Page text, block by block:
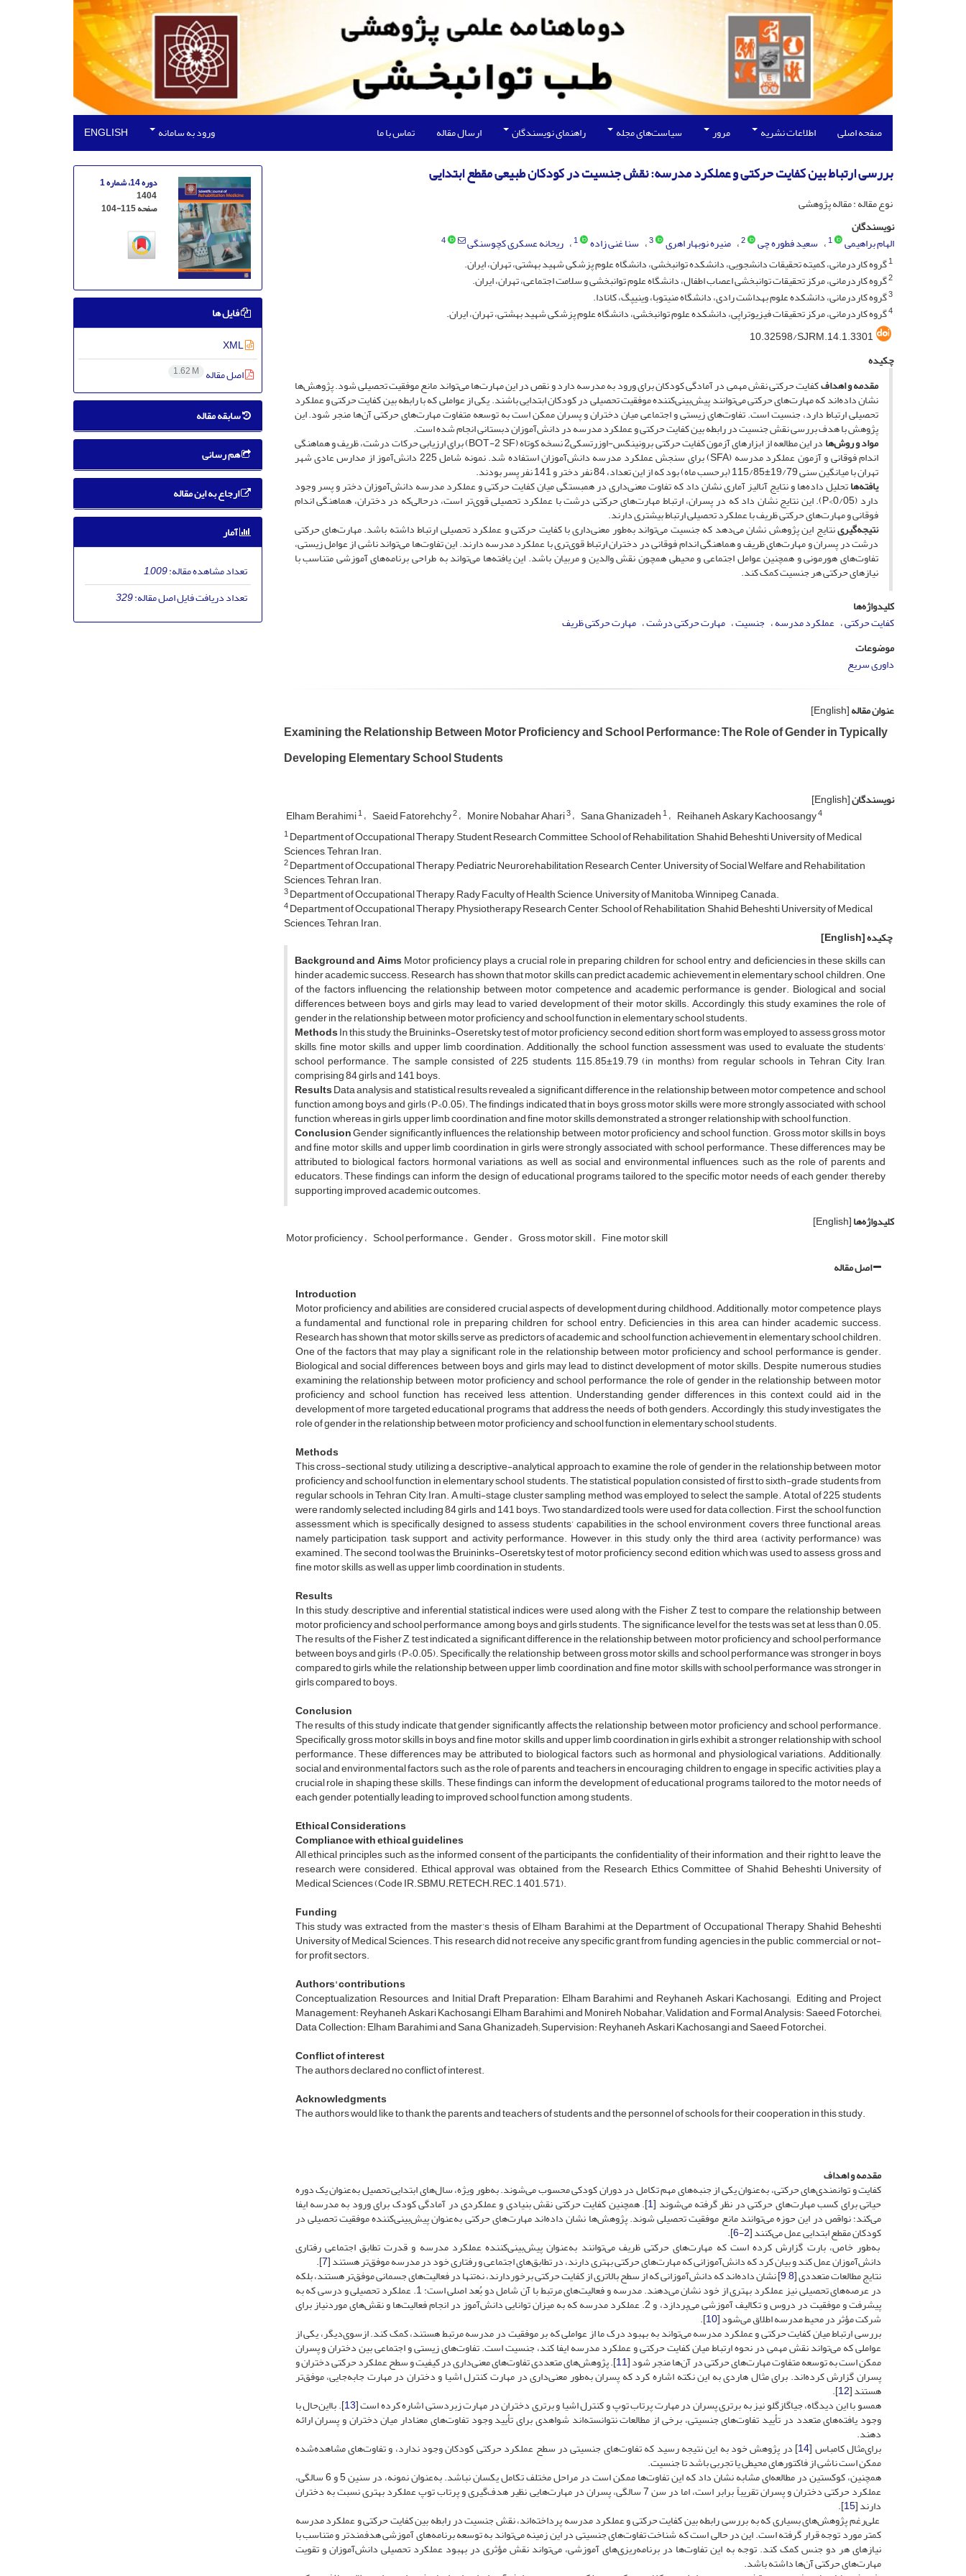
صفحه اصلی اطلاعات نشریه مرور سیاست‌های مجله راهنمای نویسندگان ارسال مقاله تماس با ما ورود به سامانه ENGLISH
بررسی ارتباط بین کفایت حرکتی و عملکرد مدرسه: نقش جنسیت در کودکان طبیعی مقطع ابتدایی
نوع مقاله : مقاله پژوهشی
نویسندگان
الهام براهیمی
1 سعید فطوره چی 2 منیره نوبهار اهری 3 سنا غنی زاده 1 ریحانه عسکری کچوسنگی
4
1گروه کاردرمانی، کمیته تحقیقات دانشجویی، دانشکده توانبخشی، دانشگاه علوم پزشکی شهید بهشتی، تهران، ایران.
2گروه کاردرمانی، مرکز تحقیقات توانبخشی اعصاب اطفال، دانشگاه علوم توانبخشی و سلامت اجتماعی، تهران، ایران.
3گروه کاردرمانی، دانشکده علوم بهداشت رادی، دانشگاه منیتوبا، وینیپگ، کانادا.
4گروه کاردرمانی، مرکز تحقیقات فیزیوتراپی، دانشکده علوم توانبخشی، دانشگاه علوم پزشکی شهید بهشتی، تهران، ایران.
10.32598/SJRM.14.1.3301
چکیده
مقدمه و اهدافکفایت حرکتی نقش مهمی در آمادگی کودکان برای ورود به مدرسه دارد و نقص در این مهارت‌ها می‌تواند مانع موفقیت تحصیلی شود. پژوهش‌ها
نشان داده‌اند که مهارت‌های حرکتی می‌توانند پیش‌بینی‌کننده موفقیت تحصیلی در کودکان ابتدایی باشند. یکی از عواملی که با رابطه بین کفایت حرکتی و عملکرد
تحصیلی ارتباط دارد، جنسیت است. تفاوت‌های زیستی و اجتماعی میان دختران و پسران ممکن است به توسعه متفاوت مهارت‌های حرکتی آن‌ها منجر شود. این
پژوهش با هدف بررسی نقش جنسیت در رابطه بین کفایت حرکتی و عملکرد مدرسه در دانش‌آموزان دبستانی انجام شده است.
مواد و روش‌ها در این مطالعه از ابزارهای آزمون کفایت حرکتی برونینکس-اوزرتسکی2 نسخه کوتاه (BOT-2 SF) برای ارزیابی حرکات درشت، ظریف و هماهنگی
اندام فوقانی و آزمون عملکرد مدرسه (SFA) برای سنجش عملکرد مدرسه دانش‌آموزان استفاده شد. نمونه شامل 225 دانش‌آموز از مدارس عادی شهر
تهران با میانگین سنی 19/79±115/85 (برحسب ماه) بود که از این تعداد، 84 نفر دختر و 141 نفر پسر بودند.
یافته‌هاتحلیل داده‌ها و نتایج آنالیز آماری نشان داد که تفاوت معنی‌داری در همبستگی میان کفایت حرکتی و عملکرد مدرسه دانش‌آموزان دختر و پسر وجود
دارد (0/05>P). این نتایج نشان داد که در پسران، ارتباط مهارت‌های حرکتی درشت با عملکرد تحصیلی قوی‌تر است، درحالی‌که در دختران، هماهنگی اندام
فوقانی و مهارت‌های حرکتی ظریف با عملکرد تحصیلی ارتباط بیشتری دارند.
نتیجه‌گیرینتایج این پژوهش نشان می‌دهد که جنسیت می‌تواند به‌طور معنی‌داری با کفایت حرکتی و عملکرد تحصیلی ارتباط داشته باشد. مهارت‌های حرکتی
درشت در پسران و مهارت‌های ظریف و هماهنگی اندام فوقانی در دختران ارتباط قوی‌تری با عملکرد مدرسه دارند. این تفاوت‌ها می‌تواند ناشی از عوامل زیستی،
تفاوت‌های هورمونی و همچنین عوامل اجتماعی و محیطی همچون نقش والدین و مربیان باشد. این یافته‌ها می‌تواند به طراحی برنامه‌های آموزشی متناسب با
نیازهای حرکتی هر جنسیت کمک کند.
کلیدواژه‌ها
کفایت حرکتی عملکرد مدرسه جنسیت مهارت حرکتی درشت مهارت حرکتی ظریف
موضوعات
داوری سریع
عنوان مقاله[English]
Examining the Relationship Between Motor Proficiency and School Performance: The Role of Gender in Typically
Developing Elementary School Students
نویسندگان[English]
Elham Berahimi1 Saeid Fatorehchy2 Monire Nobahar Ahari3 Sana Ghanizadeh1 Reihaneh Askary Kachoosangy4
1Department of Occupational Therapy, Student Research Committee, School of Rehabilitation, Shahid Beheshti University of Medical
Sciences, Tehran, Iran.
2Department of Occupational Therapy, Pediatric Neurorehabilitation Research Center, University of Social Welfare and Rehabilitation
Sciences, Tehran, Iran.
3Department of Occupational Therapy, Rady Faculty of Health Science, University of Manitoba, Winnipeg, Canada.
4Department of Occupational Therapy, Physiotherapy Research Center, School of Rehabilitation, Shahid Beheshti University of Medical
Sciences, Tehran, Iran.
چکیده[English]
Background and AimsMotor proficiency plays a crucial role in preparing children for school entry, and deficiencies in these skills can
hinder academic success. Research has shown that motor skills can predict academic achievement in elementary school children. One
of the factors influencing the relationship between motor competence and academic performance is gender. Biological and social
differences between boys and girls may lead to varied development of their motor skills. Accordingly, this study examines the role of
gender in the relationship between motor proficiency and school function in elementary school students.
MethodsIn this study, the Bruininks-Oseretsky test of motor proficiency, second edition, short form was employed to assess gross motor
skills, fine motor skills, and upper limb coordination. Additionally, the school function assessment was used to evaluate the students’
school performance. The sample consisted of 225 students, 115.85±19.79 (in months) from regular schools in Tehran City, Iran,
comprising 84 girls and 141 boys.
ResultsData analysis and statistical results revealed a significant difference in the relationship between motor competence and school
function among boys and girls (P<0.05). The findings indicated that in boys, gross motor skills were more strongly associated with school
function, whereas in girls, upper limb coordination and fine motor skills demonstrated a stronger relationship with school function.
ConclusionGender significantly influences the relationship between motor proficiency and school function. Gross motor skills in boys
and fine motor skills and upper limb coordination in girls were strongly associated with school performance. These differences may be
attributed to biological factors, hormonal variations, as well as social and environmental influences, such as the role of parents and
educators. These findings can inform the design of educational programs tailored to the specific motor needs of each gender, thereby
supporting improved academic outcomes.
کلیدواژه‌ها[English]
Motor proficiency School performance Gender Gross motor skill Fine motor skill
اصل مقاله
Introduction
Motor proficiency and abilities are considered crucial aspects of development during childhood. Additionally, motor competence plays
a fundamental and functional role in preparing children for school entry. Deficiencies in this area can hinder academic success.
Research has shown that motor skills serve as predictors of academic and school function achievement in elementary school children.
One of the factors that may play a significant role in the relationship between motor proficiency and school performance is gender.
Biological and social differences between boys and girls may lead to distinct development of motor skills. Despite numerous studies
examining the relationship between motor proficiency and school performance, the role of gender in the relationship between motor
proficiency and school function has received less attention. Understanding gender differences in this context could aid in the
development of more targeted educational programs that address the needs of both genders. Accordingly, this study investigates the
role of gender in the relationship between motor proficiency and school function in elementary school students.
Methods
This cross-sectional study, utilizing a descriptive-analytical approach to examine the role of gender in the relationship between motor
proficiency and school function in elementary school students. The statistical population consisted of first to sixth-grade students from
regular schools in Tehran City, Iran. A multi-stage cluster sampling method was employed to select the sample. A total of 225 students
were randomly selected, including 84 girls and 141 boys. Two standardized tools were used for data collection. First, the school function
assessment, which is specifically designed to assess students’ capabilities in the school environment, covers three functional areas,
namely participation, task support, and activity performance. However, in this study, only the third area (activity performance) was
examined. The second tool was the Bruininks-Oseretsky test of motor proficiency, second edition, which was used to assess gross and
fine motor skills, as well as upper limb coordination in students.
Results
In this study, descriptive and inferential statistical indices were used along with the Fisher Z test to compare the relationship between
motor proficiency and school performance among boys and girls students. The significance level for the tests was set at less than 0.05.
The results of the Fisher Z test indicated a significant difference in the relationship between motor proficiency and school performance
between boys and girls (P<0.05). Specifically, the relationship between gross motor skills and school performance was stronger in boys
compared to girls, while the relationship between upper limb coordination and fine motor skills with school performance was stronger in
girls compared to boys.
Conclusion
The results of this study indicate that gender significantly affects the relationship between motor proficiency and school performance.
Specifically, gross motor skills in boys and fine motor skills and upper limb coordination in girls exhibit a stronger relationship with school
performance. These differences may be attributed to biological factors, such as hormonal and physiological variations. Additionally,
social and environmental factors, such as the role of parents and teachers in encouraging children to engage in specific activities, play a
crucial role in shaping these skills. These findings can inform the development of educational programs tailored to the motor needs of
each gender, potentially leading to improved school function among students.
Ethical Considerations
Compliance with ethical guidelines
All ethical principles such as the informed consent of the participants, the confidentiality of their information, and their right to leave the
research were considered. Ethical approval was obtained from the Research Ethics Committee of Shahid Beheshti University of
Medical Sciences (Code IR.SBMU.RETECH.REC.1 401.571).
Funding
This study was extracted from the master’s thesis of Elham Barahimi at the Department of Occupational Therapy, Shahid Beheshti
University of Medical Sciences. This research did not receive any specific grant from funding agencies in the public, commercial, or not-
for profit sectors.
Authors' contributions
Conceptualization, Resources, and Initial Draft Preparation: Elham Barahimi and Reyhaneh Askari Kachosangi; Editing and Project
Management: Reyhaneh Askari Kachosangi, Elham Barahimi, and Monireh Nobahar; Validation and Formal Analysis: Saeed Fotorchei;
Data Collection: Elham Barahimi and Sana Ghanizadeh; Supervision: Reyhaneh Askari Kachosangi and Saeed Fotorchei.
Conflict of interest
The authors declared no conflict of interest.
Acknowledgments
The authors would like to thank the parents and teachers of students and the personnel of schools for their cooperation in this study.
مقدمه و اهداف
کفایت و توانمندی‌های حرکتی، به‌عنوان یکی از جنبه‌های مهم تکامل در دوران کودکی محسوب می‌شوند. به‌طور ویژه، سال‌های ابتدایی تحصیل به‌عنوان یک دوره
حیاتی برای کسب مهارت‌های حرکتی در نظر گرفته می‌شوند [1]. همچنین کفایت حرکتی نقش بنیادی و عملکردی در آمادگی کودک برای ورود به مدرسه ایفا
می‌کند؛ نواقص در این حوزه می‌توانند مانع موفقیت تحصیلی شوند. پژوهش‌ها نشان داده‌اند مهارت‌های حرکتی به‌عنوان پیش‌بینی‌کننده موفقیت تحصیلی در
کودکان مقطع ابتدایی عمل می‌کنند [2
-
6
].
به‌طور خاص، بارت گزارش کرده است که مهارت‌های حرکتی ظریف می‌توانند به‌عنوان پیش‌بینی‌کننده عملکرد مدرسه و قدرت تطابق اجتماعی رفتاری
دانش‌آموزان عمل کند و بیان کرد که دانش‌آموزانی که مهارت‌های حرکتی بهتری دارند، در تطابق‌های اجتماعی و رفتاری خود در مدرسه موفق‌تر هستند [7
].
نتایج مطالعات متعددی [8
,
9] نشان داده‌اند که دانش‌آموزانی که از سطح بالاتری از کفایت حرکتی برخوردارند، نه‌تنها در فعالیت‌های جسمانی موفق‌تر هستند، بلکه
در عرصه‌های تحصیلی نیز عملکرد بهتری از خود نشان می‌دهند. مدرسه و فعالیت‌های مرتبط با آن شامل دو بُعد اصلی است: 1. عملکرد تحصیلی و درسی که به
پیشرفت و موفقیت در دروس و تکالیف آموزشی می‌پردازد، و 2. عملکرد مدرسه که به میزان توانایی دانش‌آموز در انجام فعالیت‌ها و نقش‌های موردنیاز برای
شرکت مؤثر در محیط مدرسه اطلاق می‌شود [10
].
بررسی ارتباط میان کفایت حرکتی و عملکرد مدرسه می‌تواند به بهبود درک ما از عواملی که بر موفقیت در مدرسه مرتبط هستند، کمک کند. ازسوی‌دیگر، یکی از
عواملی که می‌تواند نقش مهمی در نحوه ارتباط میان کفایت حرکتی و عملکرد مدرسه ایفا کند، جنسیت است. تفاوت‌های زیستی و اجتماعی بین دختران و پسران
ممکن است به توسعه متفاوت مهارت‌های حرکتی در آن‌ها منجر شود [11]. پژوهش‌های متعددی تفاوت‌های معنی‌داری در کیفیت و سطح عملکرد حرکتی دختران و
پسران گزارش کرده‌اند. برای مثال هاردی به این نکته اشاره کرد که پسران به‌طور معنی‌داری در مهارت کنترل اشیا و دختران در مهارت جابه‌جایی، موفق‌تر
هستند [12
].
همسو با این دیدگاه، جیاگازگلو نیز به برتری پسران در مهارت پرتاب توپ و کنترل اشیا و برتری دختران در مهارت زبردستی اشاره کرده است [13]. بااین‌حال با
وجود یافته‌های متعدد در تأیید تفاوت‌های جنسیتی، برخی از مطالعات نتوانسته‌اند شواهدی برای تأیید وجود تفاوت‌های معنادار میان دختران و پسران ارائه
دهند.
برای‌مثال کامباس [14] در پژوهش خود به این نتیجه رسید که تفاوت‌های جنسیتی در سطح عملکرد حرکتی کودکان وجود ندارد، و تفاوت‌های مشاهده‌شده
ممکن است ناشی از فاکتورهای محیطی یا تجربی باشد تا جنسیت.
همچنین، کوکستین در مطالعه‌ای مشابه نشان داد که این تفاوت‌ها ممکن است در مراحل مختلف تکامل یکسان نباشد. به‌عنوان نمونه، در سنین 5 و 6 سالگی،
عملکرد حرکتی دختران و پسران تقریباً برابر است، اما در سن 7 سالگی، پسران در مهارت‌هایی نظیر هدف‌گیری و پرتاب توپ عملکرد بهتری نسبت به دختران
دارند [15
].
علی‌رغم پژوهش‌های بسیاری که به بررسی رابطه بین کفایت حرکتی و عملکرد مدرسه پرداخته‌اند، نقش جنسیت در رابطه بین کفایت حرکتی و عملکرد مدرسه
کمتر مورد توجه قرار گرفته است. این در حالی است که شناخت تفاوت‌های جنسیتی در این زمینه می‌تواند به توسعه برنامه‌های آموزشی هدفمندتر و متناسب با
نیازهای هر دو جنس کمک کند. توجه به این تفاوت‌ها در برنامه‌ریزی‌های آموزشی، می‌تواند نقش مؤثری در بهبود عملکرد تحصیلی دانش‌آموزان و تقویت
مهارت‌های حرکتی آن‌ها داشته باشد.
دوره 14، شماره 1
1404
صفحه104-115
فایل ها
XML
اصل مقاله 1.62 M
سابقه مقاله
هم رسانی
ارجاع به این مقاله
آمار
تعداد مشاهده مقاله:1,009
تعداد دریافت فایل اصل مقاله:329